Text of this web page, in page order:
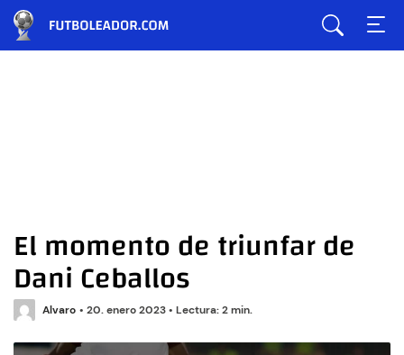
El momento de triunfar de
Dani Ceballos
Alvaro • 20. enero 2023• Lectura: 2 min.